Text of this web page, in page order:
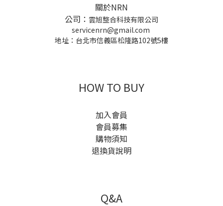
關於NRN
公司： 雲旭整合科技有限公司
servicenrn@gmail.com
地址：台北市信義區松隆路102號5樓
HOW TO BUY
加入會員
會員募集
購物須知
退換貨說明
Q&A